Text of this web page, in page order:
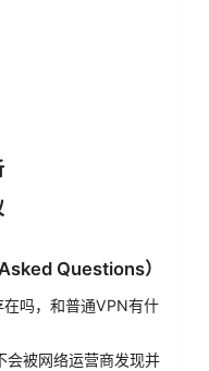
Questions）
吗，和普通VPN有什
会被网络运营商发现并